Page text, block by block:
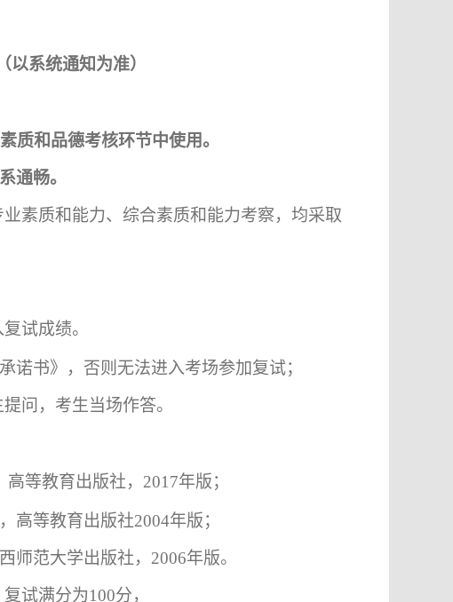
（以系统通知为准）
质和品德考核环节中使用。
通畅。
素质和能力、综合素质和能力考察，均采取
试成绩。
诺书》，否则无法进入考场参加复试；
问，考生当场作答。
高等教育出版社， 2017年版；
高等教育出版社2004年版；
师范大学出版社， 2006年版。
试满分为100分，